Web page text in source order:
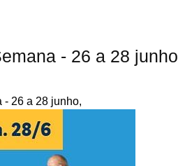
- 26 a 28 junho
- 26 a 28 junho,